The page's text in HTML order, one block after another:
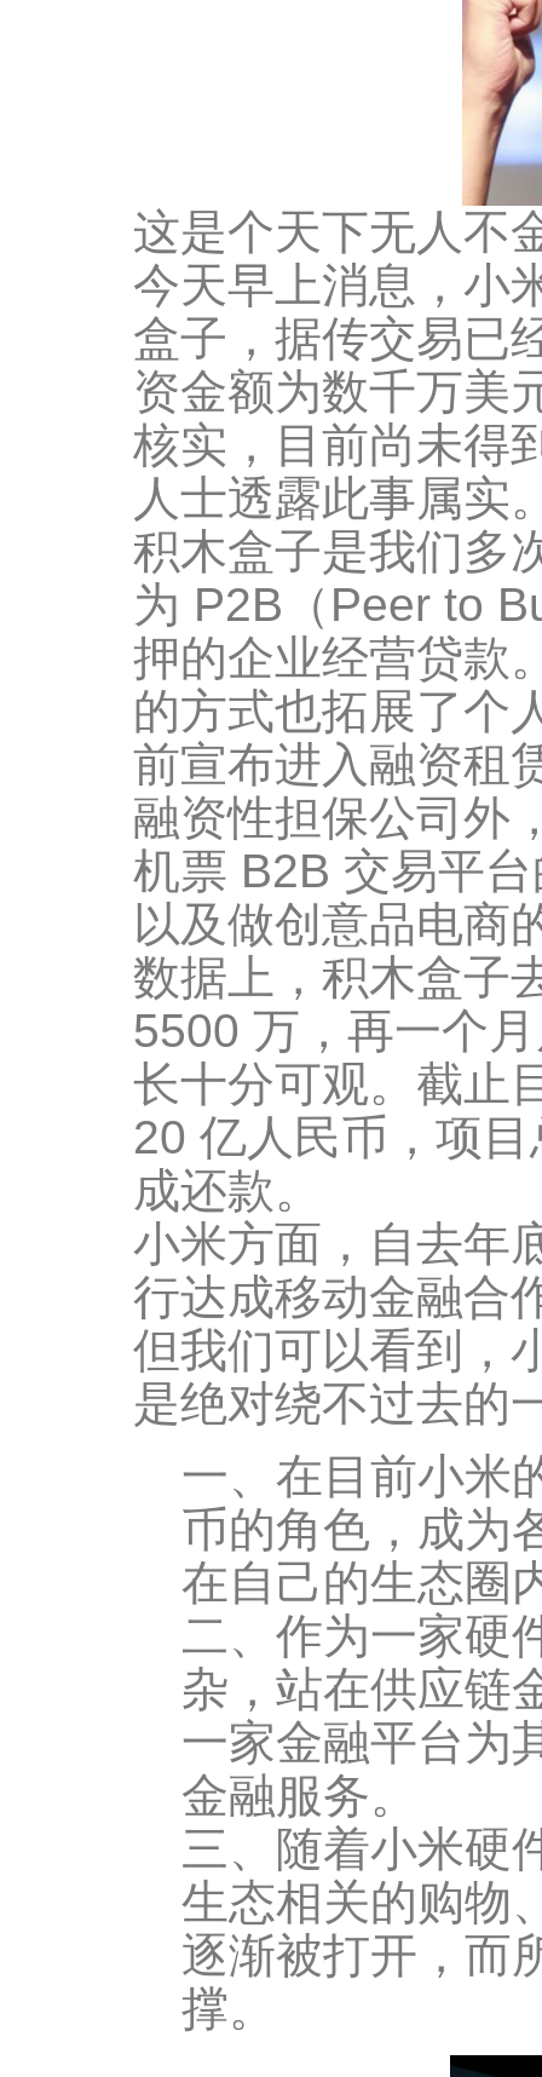
这是个天下无人不
今天早上消息，小
盒子，据传交易已
资金额为数千万美
核实，目前尚未得
人士透露此事属实
积木盒子是我们多
为 P2B（Peer to
押的企业经营贷款
的方式也拓展了个
前宣布进入融资租
融资性担保公司外
机票 B2B 交易平
以及做创意品电商
数据上，积木盒子
5500 万，再一个
长十分可观。截止
20 亿人民币，项
成还款。
小米方面，自去年
行达成移动金融合
但我们可以看到，
是绝对绕不过去的
一、在目前小米
币的角色，成为
在自己的生态圈
二、作为一家硬
杂，站在供应链
一家金融平台为
金融服务。
三、随着小米硬
生态相关的购物
逐渐被打开，而
撑。